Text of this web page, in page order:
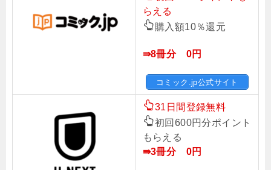
らえる
購入額10％還元
⇛8冊分 0円
コミック.jp公式サイト
31日間登録無料
初回600円分ポイント
もらえる
⇛3冊分 0円